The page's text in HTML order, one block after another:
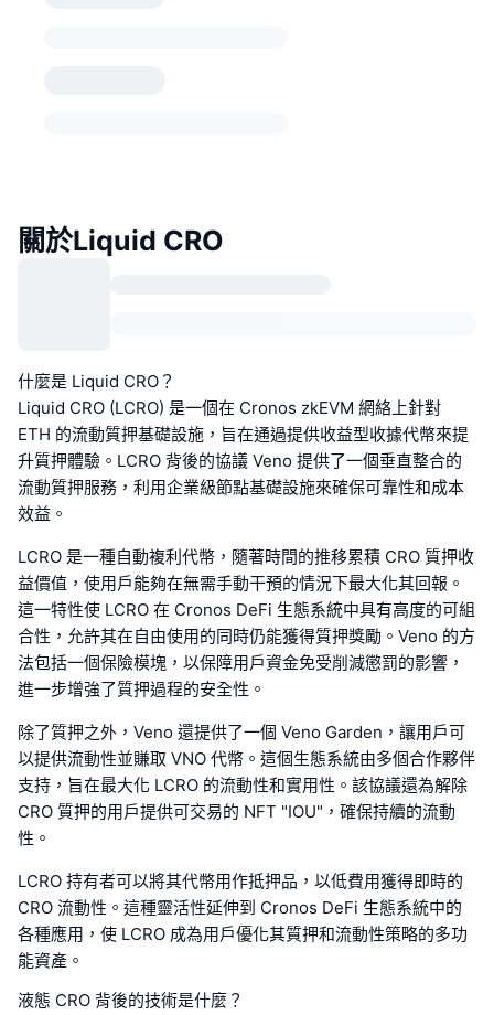
關於Liquid CRO
什麼是 Liquid CRO？
Liquid CRO (LCRO) 是一個在 Cronos zkEVM 網絡上針對
ETH 的流動質押基礎設施，旨在通過提供收益型收據代幣來提
升質押體驗。LCRO 背後的協議 Veno 提供了一個垂直整合的
流動質押服務，利用企業級節點基礎設施來確保可靠性和成本
效益。
LCRO 是一種自動複利代幣，隨著時間的推移累積 CRO 質押收
益價值，使用戶能夠在無需手動干預的情況下最大化其回報。
這一特性使 LCRO 在 Cronos DeFi 生態系統中具有高度的可組
合性，允許其在自由使用的同時仍能獲得質押獎勵。Veno 的方
法包括一個保險模塊，以保障用戶資金免受削減懲罰的影響，
進一步增強了質押過程的安全性。
除了質押之外，Veno 還提供了一個 Veno Garden，讓用戶可
以提供流動性並賺取 VNO 代幣。這個生態系統由多個合作夥伴
支持，旨在最大化 LCRO 的流動性和實用性。該協議還為解除
CRO 質押的用戶提供可交易的 NFT "IOU"，確保持續的流動
性。
LCRO 持有者可以將其代幣用作抵押品，以低費用獲得即時的
CRO 流動性。這種靈活性延伸到 Cronos DeFi 生態系統中的
各種應用，使 LCRO 成為用戶優化其質押和流動性策略的多功
能資產。
液態 CRO 背後的技術是什麼？